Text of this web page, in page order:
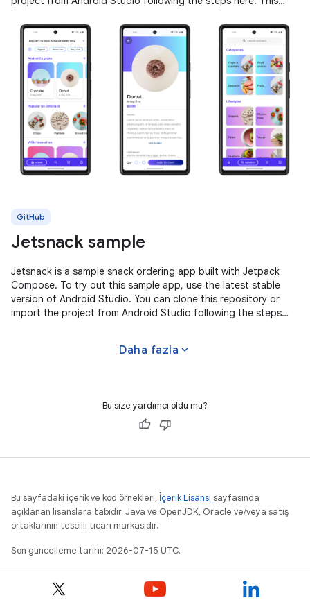
GitHub
Jetsnack sample
Jetsnack is a sample snack ordering app built with Jetpack
Compose. To try out this sample app, use the latest stable
version of Android Studio. You can clone this repository or
import the project from Android Studio following the steps
Daha fazla expand_more
Bu size yardımcı oldu mu?
Bu sayfadaki içerik ve kod örnekleri, İçerik Lisansı sayfasında
açıklanan lisanslara tabidir. Java ve OpenJDK, Oracle ve/veya satış
ortaklarının tescilli ticari markasıdır.
Son güncelleme tarihi: 2026-07-15 UTC.